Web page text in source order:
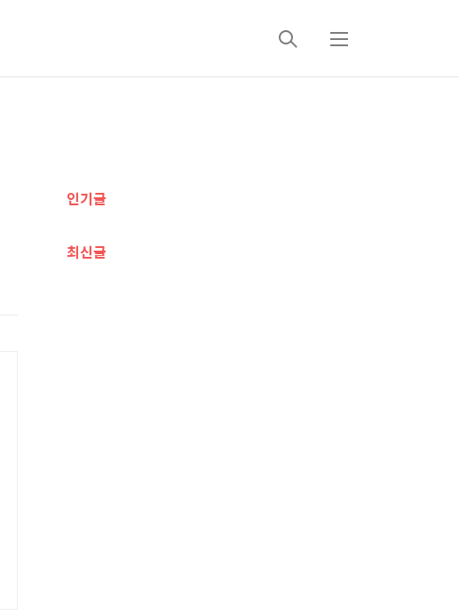
검
메
가
보
인기글
최신글